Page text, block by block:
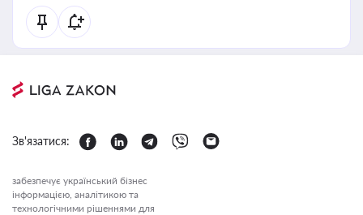
Зв'язатися:
забезпечує український бізнес
інформацією, аналітикою та
технологічними рішеннями для